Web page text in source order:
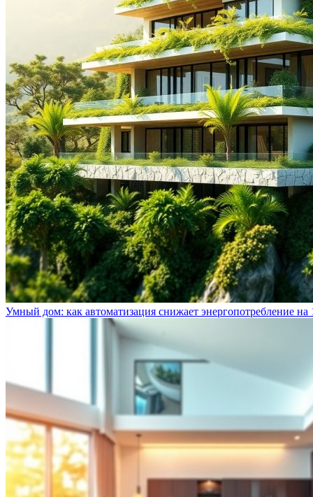
Умный дом: как автоматизация снижает энергопотребление на